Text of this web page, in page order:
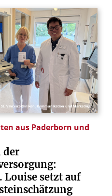
Vincenz-Kliniken, Kommunikation und Marketing
aus Paderborn und
der
Louise setzt auf